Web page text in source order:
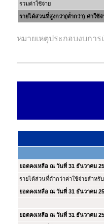
รวมค่าใช้จ่าย
รายได้ส่วนที่สูงกว่า(ต่ำกว่า) ค่าใช้
หมายเหตุประกอบงบกา
ยอดคงเหลือ ณ วันที่ 31 ธันวาคม
รายได้ส่วนที่ต่ำกว่าค่าใช้จ่ายสำหรั
ยอดคงเหลือ ณ วันที่ 31 ธันวาคม
ยอดคงเหลือ ณ วันที่ 31 ธันวาคม